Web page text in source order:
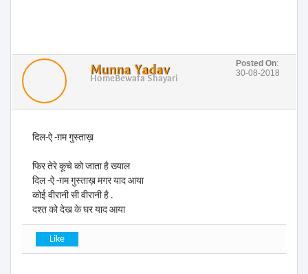
Munna Yadav
HomeBewafa Shayari
Posted On:
30-08-2018
दिल-ऐ -ग़म गुस्ताख़
फिर तेरे कूचे को जाता है ख्याल
दिल -ऐ -ग़म गुस्ताख़ मगर याद आया
कोई वीरानी सी वीरानी है .
दश्त को देख के घर याद आया